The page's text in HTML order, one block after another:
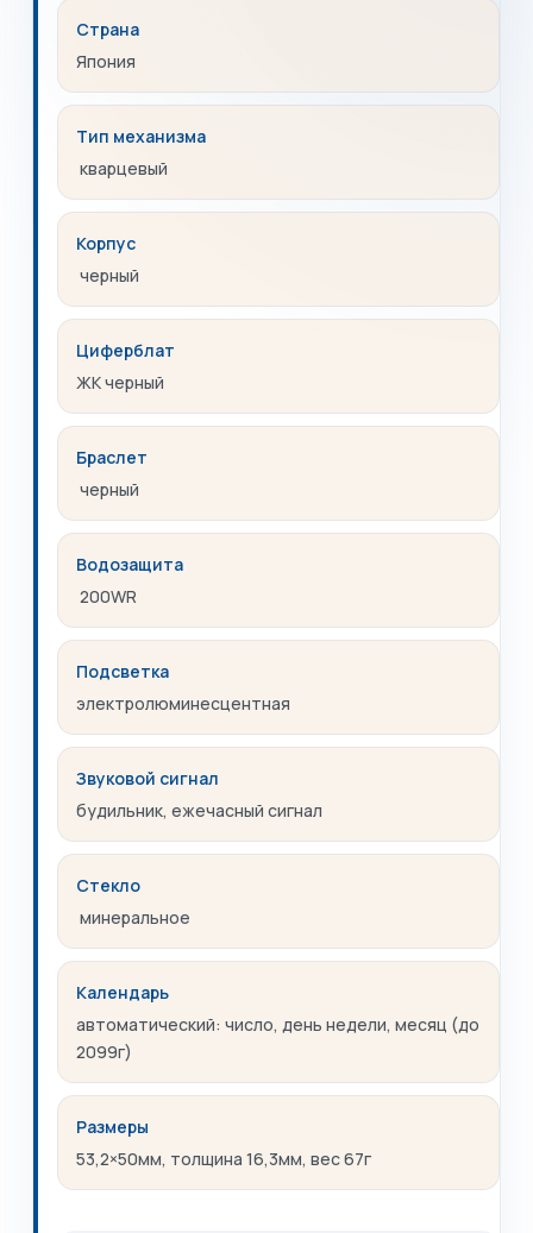
Страна
Япония
Тип механизма
кварцевый
Корпус
черный
Циферблат
ЖК черный
Браслет
черный
Водозащита
200WR
Подсветка
электролюминесцентная
Звуковой сигнал
будильник, ежечасный сигнал
Стекло
минеральное
Календарь
автоматический: число, день недели, месяц (до
2099г)
Размеры
53,2×50мм, толщина 16,3мм, вес 67г